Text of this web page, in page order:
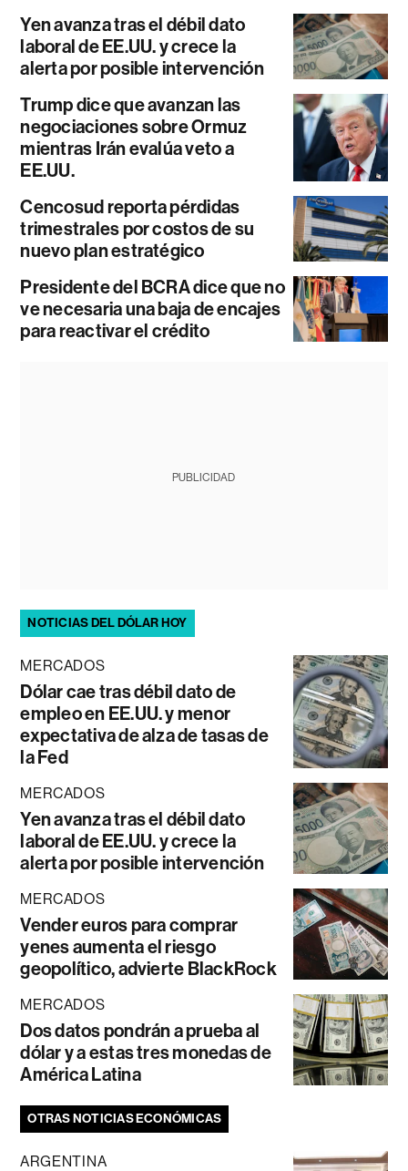
Yen avanza tras el débil dato
laboral de EE.UU. y crece la
alerta por posible intervención
Trump dice que avanzan las
negociaciones sobre Ormuz
mientras Irán evalúa veto a
EE.UU.
Cencosud reporta pérdidas
trimestrales por costos de su
nuevo plan estratégico
Presidente del BCRA dice que no
ve necesaria una baja de encajes
para reactivar el crédito
PUBLICIDAD
NOTICIAS DEL DÓLAR HOY
MERCADOS
Dólar cae tras débil dato de
empleo en EE.UU. y menor
expectativa de alza de tasas de
la Fed
MERCADOS
Yen avanza tras el débil dato
laboral de EE.UU. y crece la
alerta por posible intervención
MERCADOS
Vender euros para comprar
yenes aumenta el riesgo
geopolítico, advierte BlackRock
MERCADOS
Dos datos pondrán a prueba al
dólar y a estas tres monedas de
América Latina
OTRAS NOTICIAS ECONÓMICAS
ARGENTINA